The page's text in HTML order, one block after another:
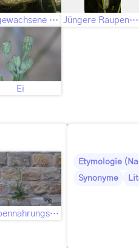
Ausgewachsene Raupe Jüngere Raupenstadien
Ei
Raupennahrungspflanzen
Etymologie
Synonyme